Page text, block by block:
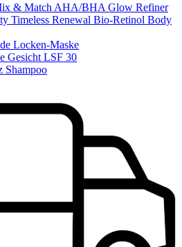
& Match AHA/BHA Glow Refiner
Timeless Renewal Bio-Retinol Body
Locken-Maske
Gesicht LSF 30
Shampoo